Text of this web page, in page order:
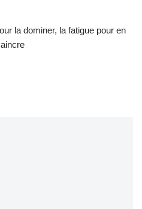
la dominer, la fatigue pour en